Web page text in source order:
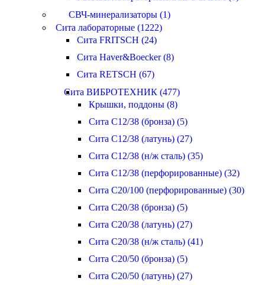
СВЧ-минерализаторы (1)
Сита лабораторные (1222)
Сита FRITSCH (24)
Сита Haver&Boecker (8)
Сита RETSCH (67)
Сита ВИБРОТЕХНИК (477)
Крышки, поддоны (8)
Сита С12/38 (бронза) (5)
Сита С12/38 (латунь) (27)
Сита С12/38 (н/ж сталь) (35)
Сита С12/38 (перфорированные) (32)
Сита С20/100 (перфорированные) (30)
Сита С20/38 (бронза) (5)
Сита С20/38 (латунь) (27)
Сита С20/38 (н/ж сталь) (41)
Сита С20/50 (бронза) (5)
Сита С20/50 (латунь) (27)